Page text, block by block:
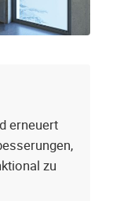
erneuert
zu